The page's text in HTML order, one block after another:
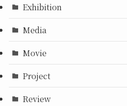
Exhibition
Media
Movie
Project
Review